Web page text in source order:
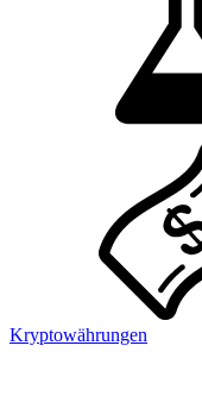
Kryptowährungen